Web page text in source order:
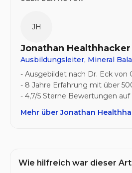
JH
Jonathan Healthhacker
Ausbildungsleiter, Mineral
- Ausgebildet nach Dr. Eck von
- 8 Jahre Erfahrung mit über
Mehr überJonathan
Wie hilfreich war dieser